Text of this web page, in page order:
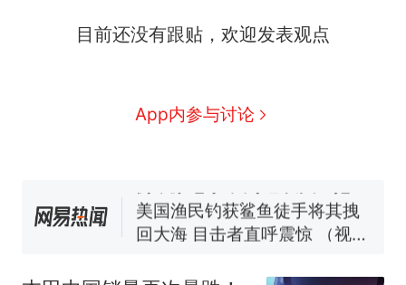
目前还没有跟贴，欢迎发表观点
App内参与讨论
因老师一句“跟我回家”改写了
费大厨“全国小炒肉大王”称
140多朵
美国渔民钓获鲨鱼徒手将其拽
回大海 目击者直呼震惊 （视频
官方通报